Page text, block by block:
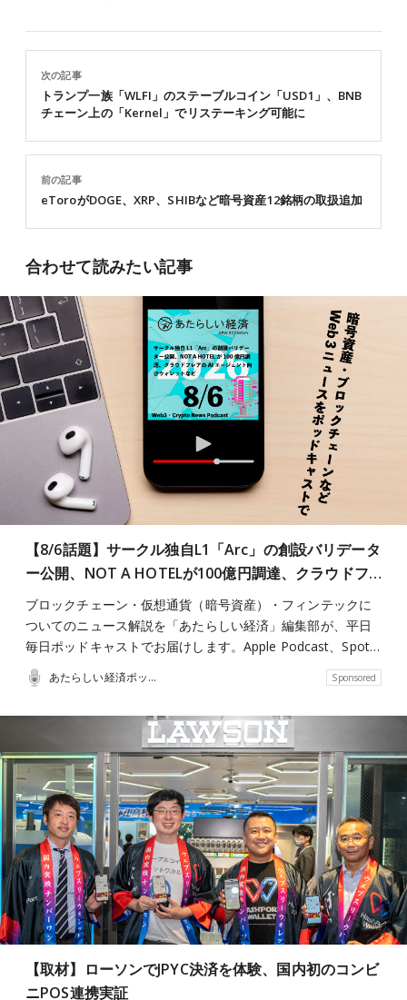
前の記事
eToroがDOGE、XRP、SHIBなど暗号資産12銘柄の取扱追加
次の記事
トランプ一族「WLFI」のステーブルコイン「USD1」、BNB
チェーン上の「Kernel」でリステーキング可能に
合わせて読みたい記事
【8/6話題】サークル独自L1「Arc」の創設バリデータ
ー公開、NOT A HOTELが100億円調達、クラウドフ…
ブロックチェーン・仮想通貨（暗号資産）・フィンテックに
ついてのニュース解説を「あたらしい経済」編集部が、平日
毎日ポッドキャストでお届けします。Apple Podcast、Spot…
あたらしい経済ポッドキャスト Sponsored
【取材】ローソンでJPYC決済を体験、国内初のコンビ
ニPOS連携実証